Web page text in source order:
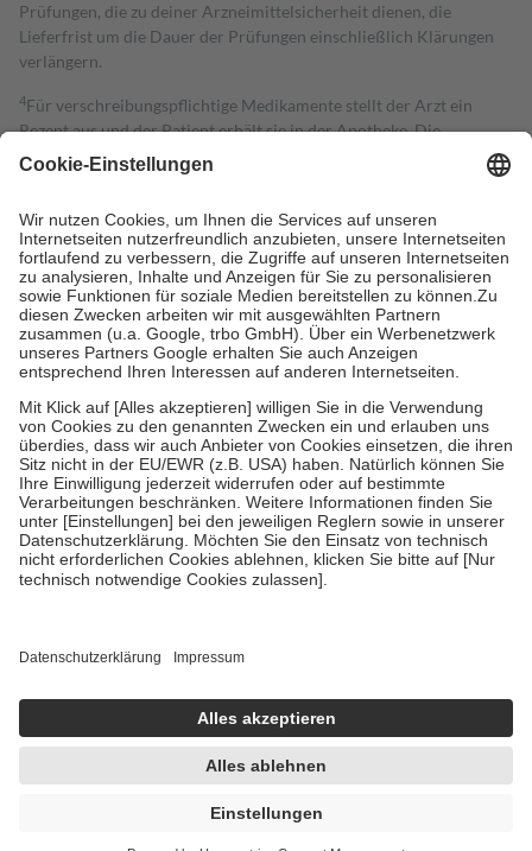
Prüfungen, die zu deiner Arzneimittelsicherheit dienen, die
Lieferfrist um die Dauer der Prüfungen einschließlich Klärungen
verlängern.
4Für verschreibungspflichtige Medikamente stellt der Arzt ein
Rezept aus und der Patient erhält sie in der Apotheke. Die
gesetzliche Krankenversicherung übernimmt in der Regel die
Kosten dafür, der Versicherte trägt einen Teil davon als Zuzahlung
Grundsätzlich leisten Mitglieder Zuzahlungen in Höhe von zehn
Prozent des Abgabepreises,mindestens jedochfünf Euround
höchstens zehn Euro.Es sind jedoch nie mehr als die tatsächlichen
Kosten der Leistung zu entrichten.
Diese Regeln gelten grundsätzlich auch für Online-Apotheken.
Bei Heilmitteln und häuslicher Krankenpflege beträgt die
Zuzahlung zehn Prozent der Kosten sowie zehn Euro je
Verordnung.
Um das Engagement der Versicherten für ihre eigene Gesundheit zu
stärken und die besondere Stellung der Familie zu unterstützen,
fallenkeine Zuzahlungenan bei:
• Kindern und Jugendlichen bis zum vollendeten 18. Lebensjahr
mit Ausnahme der Fahrkosten
• Untersuchungen zur Vorsorge und Früherkennung, die von der
GKV getragen werden
Einholung von Bewertungen. Trusted Shops hat Maßnahmen
getroffen, um sicherzustellen, dass es sich um echte Bewertungen
handelt. Mehr Informationen findest du hier:
https://help.etrusted.com/hc/de/articles/4419944605341